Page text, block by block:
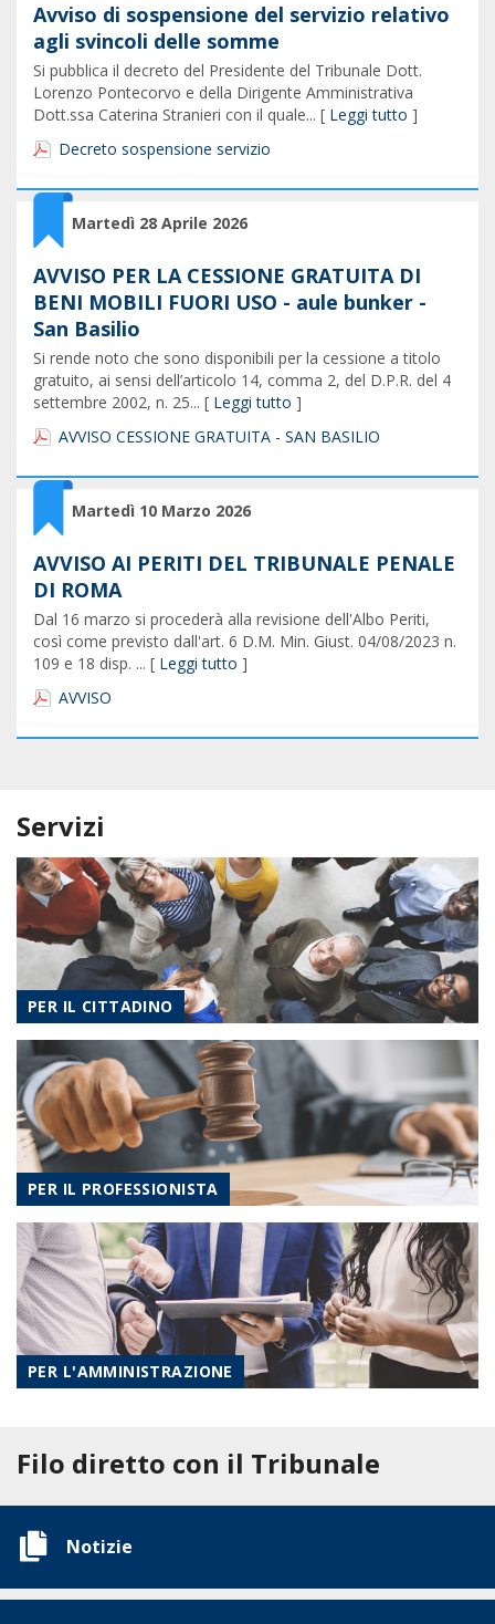
Avviso di sospensione del servizio relativo
agli svincoli delle somme
Si pubblica il decreto del Presidente del Tribunale Dott.
Lorenzo Pontecorvo e della Dirigente Amministrativa
Dott.ssa Caterina Stranieri con il quale... [ Leggi tutto ]
Decreto sospensione servizio
Martedì 28 Aprile 2026
AVVISO PER LA CESSIONE GRATUITA DI
BENI MOBILI FUORI USO - aule bunker -
San Basilio
Si rende noto che sono disponibili per la cessione a titolo
gratuito, ai sensi dell’articolo 14, comma 2, del D.P.R. del 4
settembre 2002, n. 25... [ Leggi tutto ]
AVVISO CESSIONE GRATUITA - SAN BASILIO
Martedì 10 Marzo 2026
AVVISO AI PERITI DEL TRIBUNALE PENALE
DI ROMA
Dal 16 marzo si procederà alla revisione dell'Albo Periti,
così come previsto dall'art. 6 D.M. Min. Giust. 04/08/2023 n.
109 e 18 disp. ... [ Leggi tutto ]
AVVISO
Servizi
PER IL CITTADINO
PER IL PROFESSIONISTA
PER L'AMMINISTRAZIONE
Filo diretto con il Tribunale
Notizie